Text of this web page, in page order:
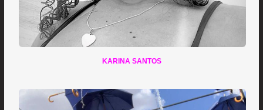
KARINA SANTOS